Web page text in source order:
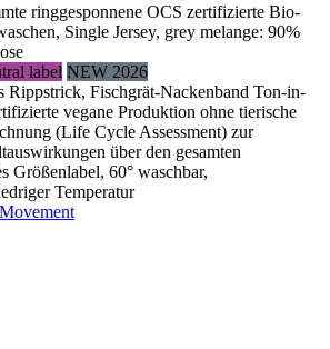
ringgesponnene OCS zertifizierte Bio-
Single Jersey, grey melange: 90%
label NEW 2026
Rippstrick, Fischgrät-Nackenband Ton-in-
vegane Produktion ohne tierische
(Life Cycle Assessment) zur
über den gesamten
Größenlabel, 60° waschbar,
Temperatur